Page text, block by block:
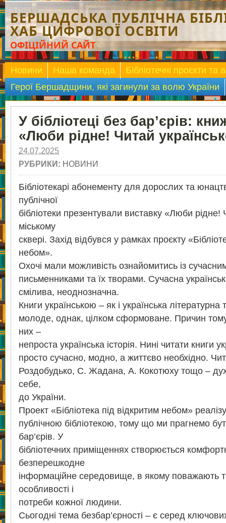
БЕРШАДСЬКА ПУБЛІЧНА
ХАБ ЦИФРОВОЇ ОСВІТИ
ОФІЦІЙНИЙ САЙТ
Новини Наша команда
Бібліотечні проєкти та
Герої Бершадщини, які загинули за волю України
У бібліотеці без бар’єрів:
«Люби рідне! Читай
24.07.2025
РУБРИКИ: НОВИНИ
Бібліотекарі абонементу для дорослих та
публічної
бібліотеки презентували виставку «Люби рідне!
міському
сквері. Захід відбувся у рамках проєкту
небом».
Охочі мали можливість ознайомитись із
письменниками та їх творами. Сучасна
смілива, неоднозначна.
Книги українською – як і українська
молоде, однак, цілком сформоване. Причин
них –
непроста українська історія. Нині читати книги
просто сучасно, модно, а життєво необхідно.
Роздобудько, С. Жадана, А. Кокотюху тощо –
себе,
до України.
Проект «Бібліотека під відкритим небом»
публічною бібліотекою, тому що ми прагнемо
бар’єрів. У
бібліотечних приміщеннях створюється
безперешкодне
інформаційне середовище, в якому поважають
особливості і
потреби кожної людини.
Сьогодні тема безбар’єрності – є серед